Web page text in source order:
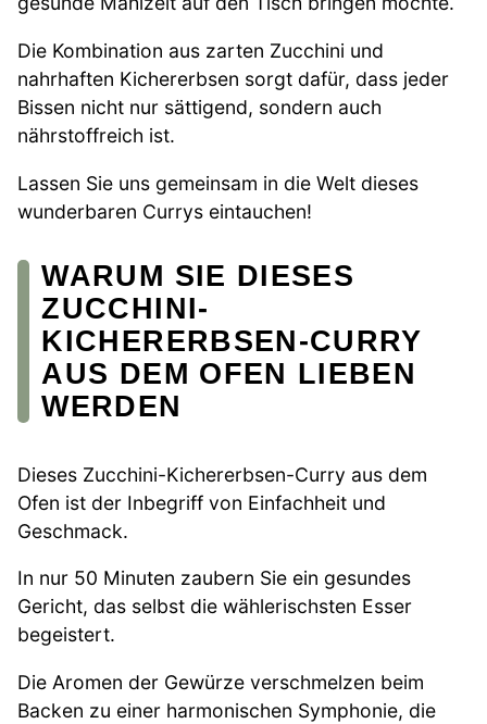
Die Kombination aus zarten Zucchini und
nahrhaften Kichererbsen sorgt dafür, dass jeder
Bissen nicht nur sättigend, sondern auch
nährstoffreich ist.
Lassen Sie uns gemeinsam in die Welt dieses
wunderbaren Currys eintauchen!
WARUM SIE DIESES
ZUCCHINI-
KICHERERBSEN-CURRY
AUS DEM OFEN LIEBEN
WERDEN
Dieses Zucchini-Kichererbsen-Curry aus dem
Ofen ist der Inbegriff von Einfachheit und
Geschmack.
In nur 50 Minuten zaubern Sie ein gesundes
Gericht, das selbst die wählerischsten Esser
begeistert.
Die Aromen der Gewürze verschmelzen beim
Backen zu einer harmonischen Symphonie, die